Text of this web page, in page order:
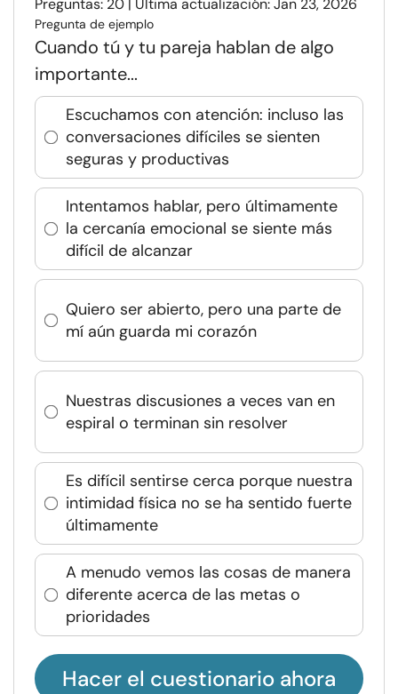
Preguntas: 20 | Última actualización: Jan 23, 2026
Pregunta de ejemplo
Cuando tú y tu pareja hablan de algo
importante...
Escuchamos con atención: incluso las
conversaciones difíciles se sienten
seguras y productivas
Intentamos hablar, pero últimamente
la cercanía emocional se siente más
difícil de alcanzar
Quiero ser abierto, pero una parte de
mí aún guarda mi corazón
Nuestras discusiones a veces van en
espiral o terminan sin resolver
Es difícil sentirse cerca porque nuestra
intimidad física no se ha sentido fuerte
últimamente
A menudo vemos las cosas de manera
diferente acerca de las metas o
prioridades
Hacer el cuestionario ahora